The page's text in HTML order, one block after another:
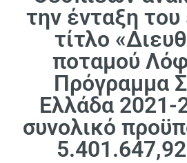
την ένταξη
τίτλο
ποταμού
Πρόγραμμα
Ελλάδα 2021-
συνολικό